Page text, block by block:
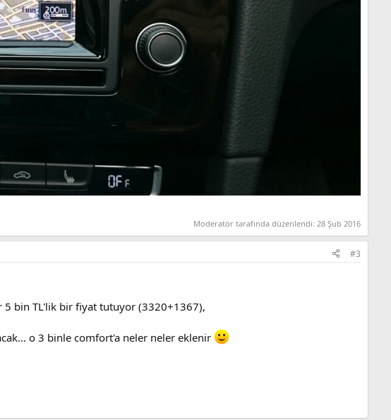
Moderatör tarafında düzenlendi: 28 Şub 2016
#3
bin TL'lik bir fiyat tutuyor (3320+1367),
o 3 binle comfort'a neler neler eklenir